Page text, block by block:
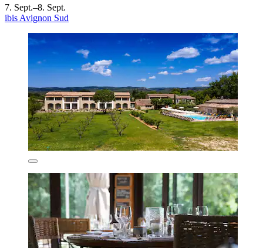
7. Sept.–8. Sept.
ibis Avignon Sud